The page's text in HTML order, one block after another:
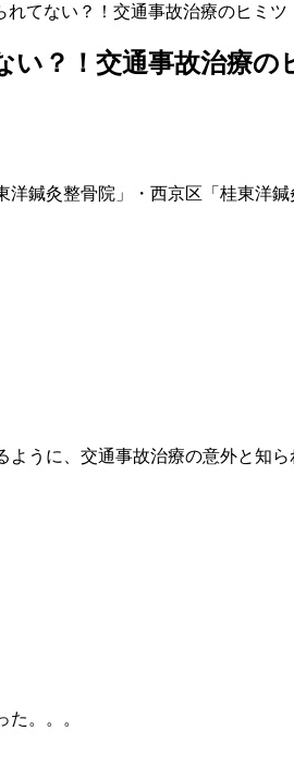
れてない？！交通事故治療のヒ
い？！交通事故治
鍼灸整骨院」・西京区「桂東洋鍼
ように、交通事故治療の意外と知ら
。。。